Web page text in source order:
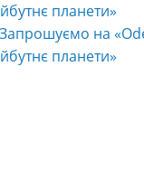
планети»
на
планети»